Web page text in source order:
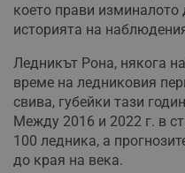
което прави изминалото
историята на
Ледникът Рона, някога
време на ледниковия
свива, губейки тази
Между 2016 и 2022 г. в
100 ледника, а
до края на века.